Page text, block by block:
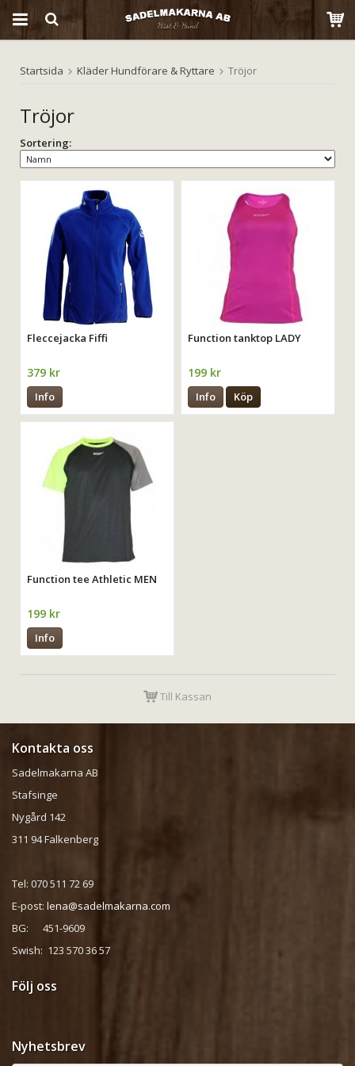
Produkten har blivit tillagd i varukorgen
Startsida Kläder Hundförare & Ryttare Tröjor
Tröjor
Sortering:
Fleccejacka Fiffi
379 kr
Info
Function tanktop LADY
199 kr
Info Köp
Function tee Athletic MEN
199 kr
Info
Till Kassan
Kontakta oss
Sadelmakarna AB
Stafsinge
Nygård 142
311 94 Falkenberg
Tel: 070 511 72 69
E-post: lena@sadelmakarna.com
BG: 451-9609
Swish: 123 570 36 57
Följ oss
Nyhetsbrev